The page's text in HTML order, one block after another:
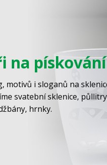
na pískování
motivů i sloganů na
svatební sklenice,
hrnky.